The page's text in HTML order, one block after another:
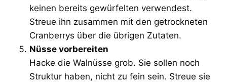
keinen bereits gewürfelten verwendest.
Streue ihn zusammen mit den getrockneten
Cranberrys über die übrigen Zutaten.
Nüsse vorbereiten
Hacke die Walnüsse grob. Sie sollen noch
Struktur haben, nicht zu fein sein. Streue sie